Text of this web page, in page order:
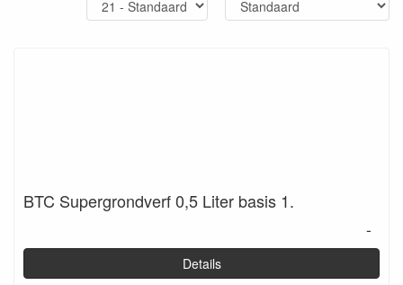
BTC Supergrondverf 0,5 Liter basis 1.
-
Details